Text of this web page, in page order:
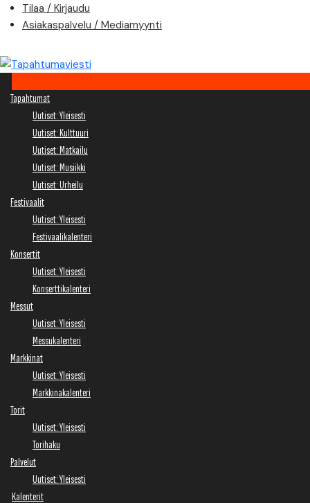
Skip
Tilaa / Kirjaudu
Asiakaspalvelu / Mediamyynti
Tapahtumat
Uutiset: Yleisesti
Uutiset: Kulttuuri
Uutiset: Matkailu
Uutiset: Musiikki
Uutiset: Urheilu
Festivaalit
Uutiset: Yleisesti
Festivaalikalenteri
Konsertit
Uutiset: Yleisesti
Konserttikalenteri
Messut
Uutiset: Yleisesti
Messukalenteri
Markkinat
Uutiset: Yleisesti
Markkinakalenteri
Torit
Uutiset: Yleisesti
Torihaku
Palvelut
Uutiset: Yleisesti
Kalenterit